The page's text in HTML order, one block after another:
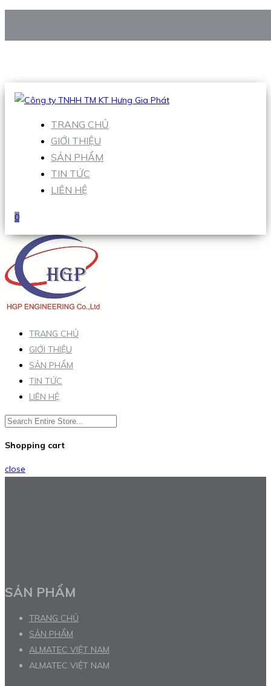
Hotline:0938 906 663
TRANG CHỦ
GIỚI THIỆU
SẢN PHẨM
TIN TỨC
LIÊN HỆ
0
TRANG CHỦ
GIỚI THIỆU
SẢN PHẨM
TIN TỨC
LIÊN HỆ
Shopping cart
close
SẢN PHẨM
TRANG CHỦ
SẢN PHẨM
ALMATEC VIỆT NAM
ALMATEC VIỆT NAM